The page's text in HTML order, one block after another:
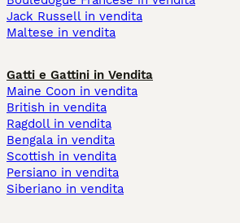
Jack Russell in vendita
Maltese in vendita
Gatti e Gattini in Vendita
Maine Coon in vendita
British in vendita
Ragdoll in vendita
Bengala in vendita
Scottish in vendita
Persiano in vendita
Siberiano in vendita